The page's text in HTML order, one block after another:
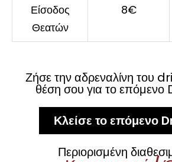
Είσοδος
Θεατών
8€
Ζήσε την αδρεναλίνη του
θέση σου για το επόμενο
Κλείσε το επόμενο
Περιορισμένη